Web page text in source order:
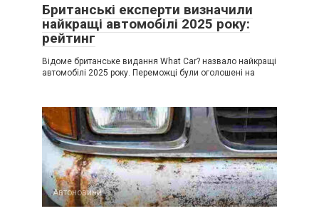
Британські експерти визначили
найкращі автомобілі 2025 року:
рейтинг
Відоме британське видання What Car? назвало найкращі
автомобілі 2025 року. Переможці були оголошені на
Автоновини